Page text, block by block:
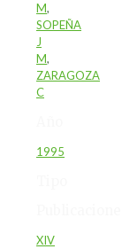
M,
SOPEÑA
J
M,
ZARAGOZA
C
1995
XIV